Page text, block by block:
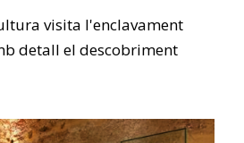
visita l'enclavament
detall el descobriment